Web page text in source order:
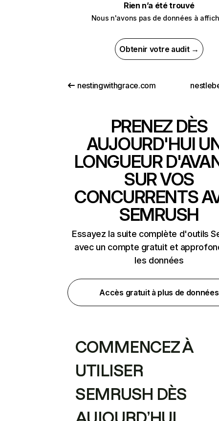
Rien n’a été trouvé
Nous n'avons pas de données à
Obtenir votre audit →
nestingwithgrace.com
PRENEZ DÈS
AUJOURD'HUI
LONGUEUR
SUR VOS
CONCURRENTS
SEMRUSH
Essayez la suite complète d'outils
avec un compte gratuit et
les données
Accès gratuit à plus de données
COMMENCEZ À
UTILISER
SEMRUSH DÈS